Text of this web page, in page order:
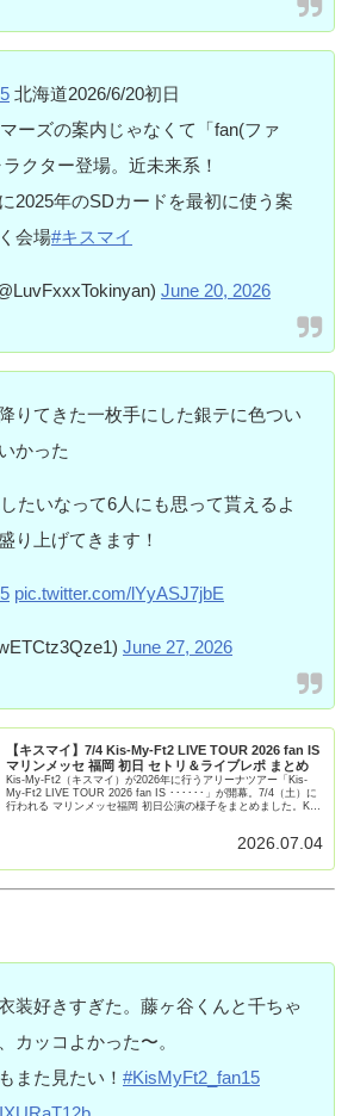
北海道2026/6/20初日
ーズの案内じゃなくて「fan(ファ
クター登場。近未来系！
2025年のSDカードを最初に使う案
会場#キスマイ
June 20, 2026
りてきた一枚手にした銀テに色つい
かった
たいなって6人にも思って貰えるよ
り上げてきます！
pic.twitter.com/lYyASJ7jbE
June 27, 2026
【キスマイ】7/4 Kis-My-Ft2 LIVE TOUR 2026 fan IS
マリンメッセ 福岡 初日 セトリ＆ライブレポ まとめ
Kis-My-Ft2（キスマイ）が2026年に行うアリーナツアー「Kis-
My-Ft2 LIVE TOUR 2026 fan IS ･･････」が開幕。7/4（土）に
行われる マリンメッセ福岡 初日公演の様子をまとめました。Kis-
2026.07.04
装好きすぎた。藤ヶ谷くんと千ちゃ
カッコよかった〜。
また見たい！ #KisMyFt2_fan15